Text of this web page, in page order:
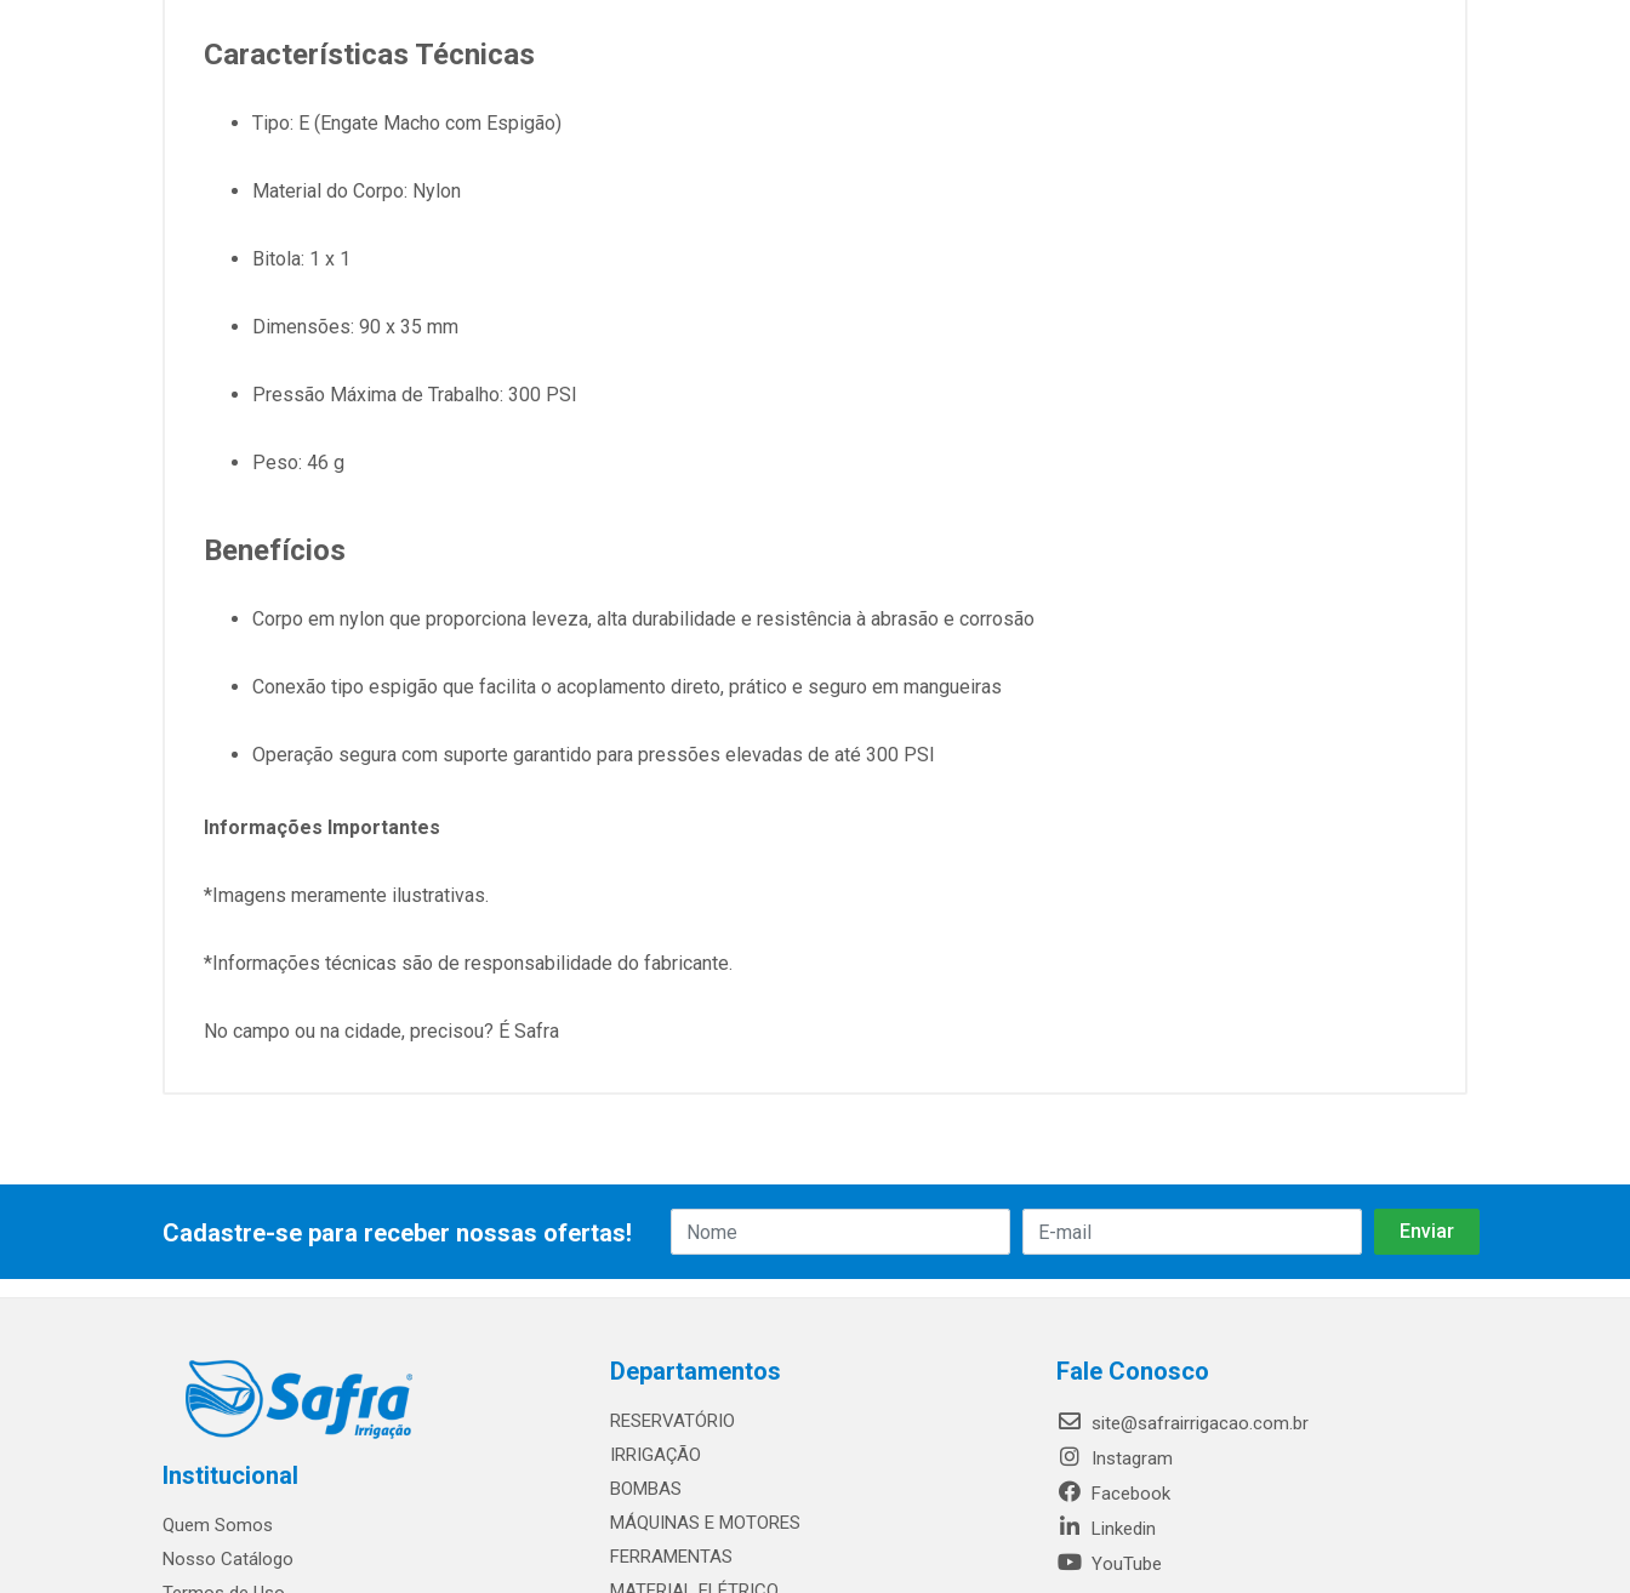
Características Técnicas
Tipo: E (Engate Macho com Espigão)
Material do Corpo: Nylon
Bitola: 1 x 1
Dimensões: 90 x 35 mm
Pressão Máxima de Trabalho: 300 PSI
Peso: 46 g
Benefícios
Corpo em nylon que proporciona leveza, alta durabilidade e resistência à abrasão e corrosão
Conexão tipo espigão que facilita o acoplamento direto, prático e seguro em mangueiras
Operação segura com suporte garantido para pressões elevadas de até 300 PSI
Informações Importantes
*Imagens meramente ilustrativas.
*Informações técnicas são de responsabilidade do fabricante.
No campo ou na cidade, precisou? É Safra
Cadastre-se para receber nossas ofertas!
Institucional
Quem Somos
Nosso Catálogo
Departamentos
RESERVATÓRIO
IRRIGAÇÃO
BOMBAS
MÁQUINAS E MOTORES
FERRAMENTAS
Fale Conosco
site@safrairrigacao.com.br
Instagram
Facebook
Linkedin
YouTube